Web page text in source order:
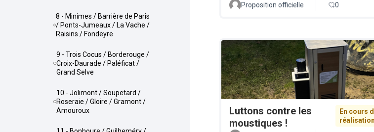
8 - Minimes / Barrière de Paris
/ Ponts-Jumeaux / La Vache /
Raisins / Fondeyre
9 - Trois Cocus / Borderouge /
Croix-Daurade / Paléficat /
Grand Selve
10 - Jolimont / Soupetard /
Roseraie / Gloire / Gramont /
Amouroux
Proposition officielle 0
Luttons contre les
moustiques !
En cours
réalisation